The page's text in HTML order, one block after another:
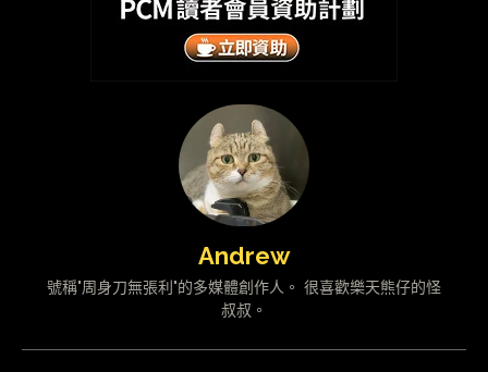
Andrew
號稱"周身刀無張利"的多媒體創作人。 很喜歡樂天熊仔的怪
叔叔。